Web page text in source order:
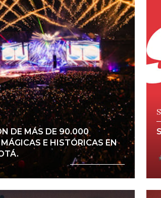
DE MÁS DE 90.000
E HISTÓRICAS EN